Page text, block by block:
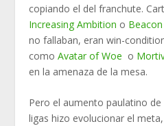
copiando el del franchute.
Increasing Ambition o
no fallaban, eran win-
comoAvatar of Woe o
en la amenaza de la mesa.
Pero el aumento paulatino
ligas hizo evolucionar el